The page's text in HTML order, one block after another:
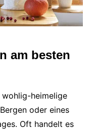
am besten
heimelige
oder eines
Oft handelt es